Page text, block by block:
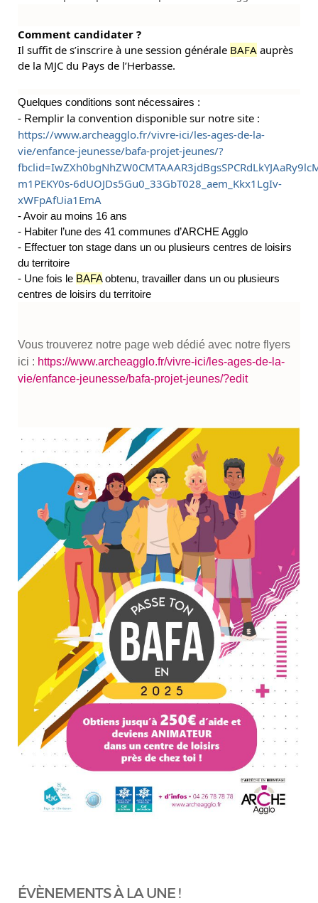
Comment candidater ?
Il suffit de s’inscrire à une session générale BAFA auprès
de la MJC du Pays de l’Herbasse.
Quelques conditions sont nécessaires :
- Remplir la convention disponible sur notre site :
https://www.archeagglo.fr/vivre-ici/les-ages-de-la-
vie/enfance-jeunesse/bafa-projet-jeunes/?
m1PEKY0s-6dUOJDs5Gu0_33GbT028_aem_Kkx1LgIv-
xWFpAfUia1EmA
- Avoir au moins 16 ans
- Habiter l’une des 41 communes d’ARCHE Agglo
- Effectuer ton stage dans un ou plusieurs centres de loisirs
du territoire
- Une fois le BAFAobtenu, travailler dans un ou plusieurs
centres de loisirs du territoire
Vous trouverez notre page web dédié avec notre flyers
ici : https://www.archeagglo.fr/vivre-ici/les-ages-de-la-
vie/enfance-jeunesse/bafa-projet-jeunes/?edit
ÉVÈNEMENTS À LA UNE !